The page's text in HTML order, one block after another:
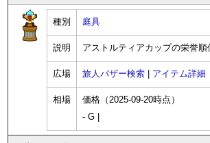
種別 庭具
説明 アストルティアカップの栄誉順
広場 旅人バザー検索 アイテム詳細
相場
価格（2025-09-20時点）
- G |